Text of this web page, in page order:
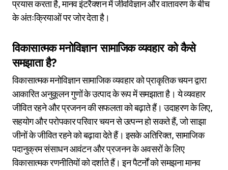
प्रयास करता है, मानव इंटरैक्शन में जीवविज्ञान और वातावरण के बीच
के अंतःक्रियाओं पर जोर देता है।
विकासात्मक मनोविज्ञान सामाजिक व्यवहार को कैसे
समझाता है?
विकासात्मक मनोविज्ञान सामाजिक व्यवहार को प्राकृतिक चयन द्वारा
आकारित अनुकूलन गुणों के उत्पाद के रूप में समझाता है। ये व्यवहार
जीवित रहने और प्रजनन की सफलता को बढ़ाते हैं। उदाहरण के लिए,
सहयोग और परोपकार परिवार चयन से उत्पन्न हो सकते हैं, जो साझा
जीनों के जीवित रहने को बढ़ावा देते हैं। इसके अतिरिक्त, सामाजिक
पदानुक्रम संसाधन आवंटन और प्रजनन के अवसरों के लिए
विकासात्मक रणनीतियों को दर्शाते हैं। इन पैटर्नों को समझना मानव